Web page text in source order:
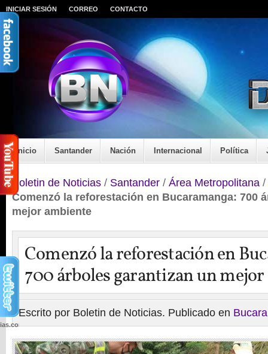
INICIAR SESIÓN CORREO CONTACTO
Inicio Santander Nación Internacional Política
Boletin de Noticias / Santander / Área Metropolitana /
Comenzó la reforestación en Bucaramanga: 700
mejor ambiente
Comenzó la reforestación en
700 árboles garantizan un
Escrito por Boletin de Noticias. Publicado en
wp-